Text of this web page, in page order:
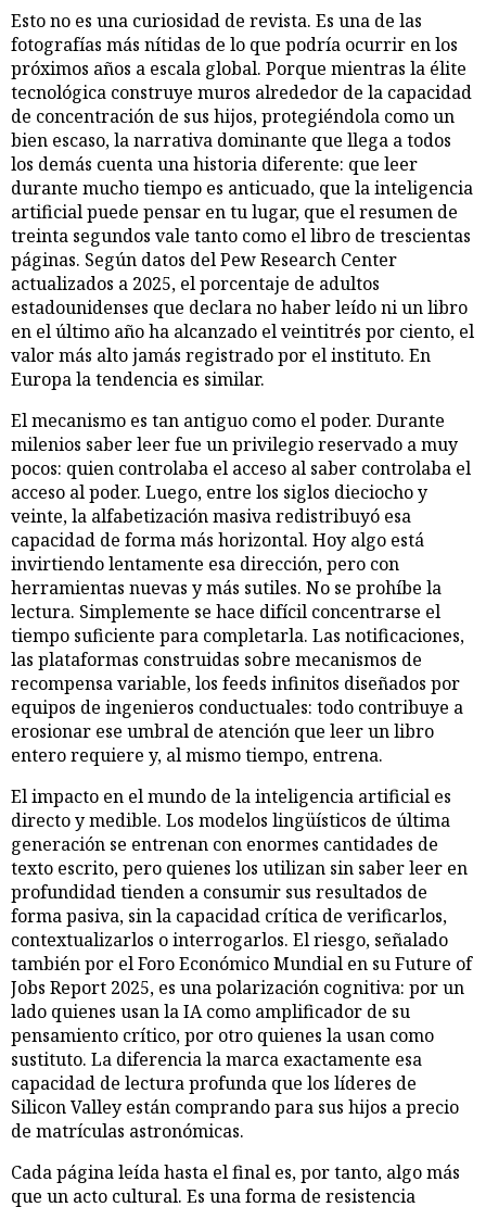
Esto no es una curiosidad de revista. Es una de las
fotografías más nítidas de lo que podría ocurrir en los
próximos años a escala global. Porque mientras la élite
tecnológica construye muros alrededor de la capacidad
de concentración de sus hijos, protegiéndola como un
bien escaso, la narrativa dominante que llega a todos
los demás cuenta una historia diferente: que leer
durante mucho tiempo es anticuado, que la inteligencia
artificial puede pensar en tu lugar, que el resumen de
treinta segundos vale tanto como el libro de trescientas
páginas. Según datos del Pew Research Center
actualizados a 2025, el porcentaje de adultos
estadounidenses que declara no haber leído ni un libro
en el último año ha alcanzado el veintitrés por ciento, el
valor más alto jamás registrado por el instituto. En
Europa la tendencia es similar.
El mecanismo es tan antiguo como el poder. Durante
milenios saber leer fue un privilegio reservado a muy
pocos: quien controlaba el acceso al saber controlaba el
acceso al poder. Luego, entre los siglos dieciocho y
veinte, la alfabetización masiva redistribuyó esa
capacidad de forma más horizontal. Hoy algo está
invirtiendo lentamente esa dirección, pero con
herramientas nuevas y más sutiles. No se prohíbe la
lectura. Simplemente se hace difícil concentrarse el
tiempo suficiente para completarla. Las notificaciones,
las plataformas construidas sobre mecanismos de
recompensa variable, los feeds infinitos diseñados por
equipos de ingenieros conductuales: todo contribuye a
erosionar ese umbral de atención que leer un libro
entero requiere y, al mismo tiempo, entrena.
El impacto en el mundo de la inteligencia artificial es
directo y medible. Los modelos lingüísticos de última
generación se entrenan con enormes cantidades de
texto escrito, pero quienes los utilizan sin saber leer en
profundidad tienden a consumir sus resultados de
forma pasiva, sin la capacidad crítica de verificarlos,
contextualizarlos o interrogarlos. El riesgo, señalado
también por el Foro Económico Mundial en su Future of
Jobs Report 2025, es una polarización cognitiva: por un
lado quienes usan la IA como amplificador de su
pensamiento crítico, por otro quienes la usan como
sustituto. La diferencia la marca exactamente esa
capacidad de lectura profunda que los líderes de
Silicon Valley están comprando para sus hijos a precio
de matrículas astronómicas.
Cada página leída hasta el final es, por tanto, algo más
que un acto cultural. Es una forma de resistencia